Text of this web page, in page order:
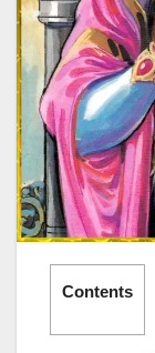
Contents